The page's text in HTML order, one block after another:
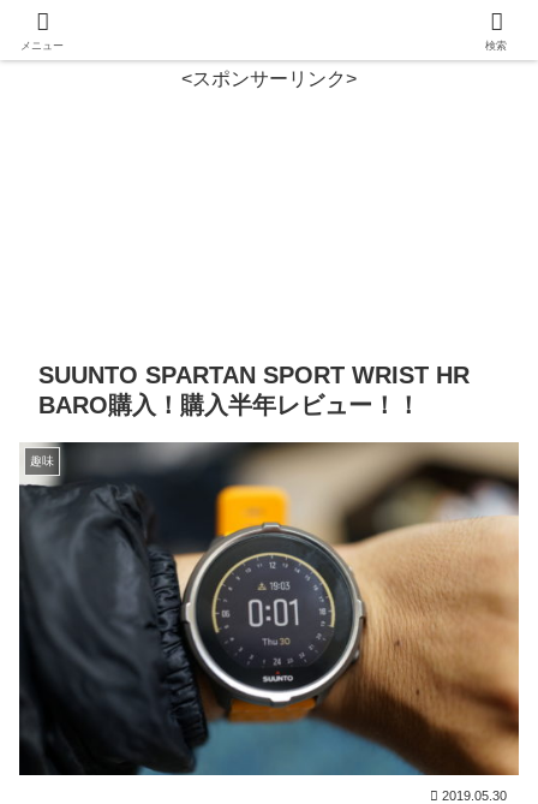
<スポンサーリンク>
SUUNTO SPARTAN SPORT WRIST HR
BARO購入！購入半年レビュー！！
趣味
2019.05.30
メニュー 検索